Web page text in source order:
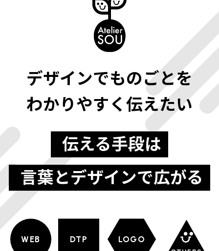
デザインでものごとを
わかりやすく伝えたい
伝える手段は
言葉とデザインで広がる
WEB DTP LOGO